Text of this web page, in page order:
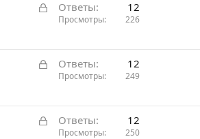
ыЗ
р
ы
Ответы 12
Просмотры 226
З
р
ы
Ответы 12
Просмотры 249
З
Ответы 12
Просмотры 250